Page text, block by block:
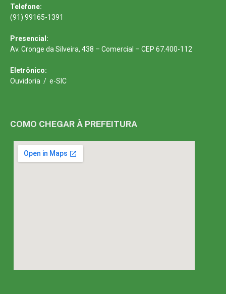
Telefone:
(91) 99165-1391
Presencial:
Av. Cronge da Silveira, 438 – Comercial – CEP 67.400-112
Eletrônico:
Ouvidoria / e-SIC
COMO CHEGAR À PREFEITURA